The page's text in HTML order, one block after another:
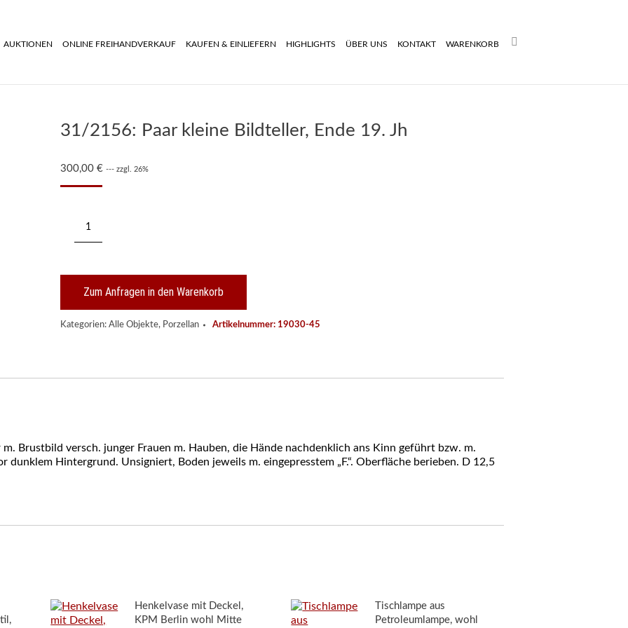
AUKTIONEN ONLINE FREIHANDVERKAUF KAUFEN & EINLIEFERN HIGHLIGHTS ÜBER UNS KONTAKT WARENKORB Search:
31/2156: Paar kleine Bildteller, Ende 19. Jh
300,00 € --- zzgl. 26%
kleine
Ende
Zum Anfragen in den Warenkorb
Kategorien: Alle Objekte, Porzellan Artikelnummer: 19030-45
Brustbild versch. junger Frauen m. Hauben, die Hände nachdenklich ans Kinn geführt bzw. m.
dunklem Hintergrund. Unsigniert, Boden jeweils m. eingepresstem „F.“. Oberfläche berieben. D 12,5
Henkelvase mit Deckel,
KPM Berlin wohl Mitte
Tischlampe aus
Petroleumlampe, wohl